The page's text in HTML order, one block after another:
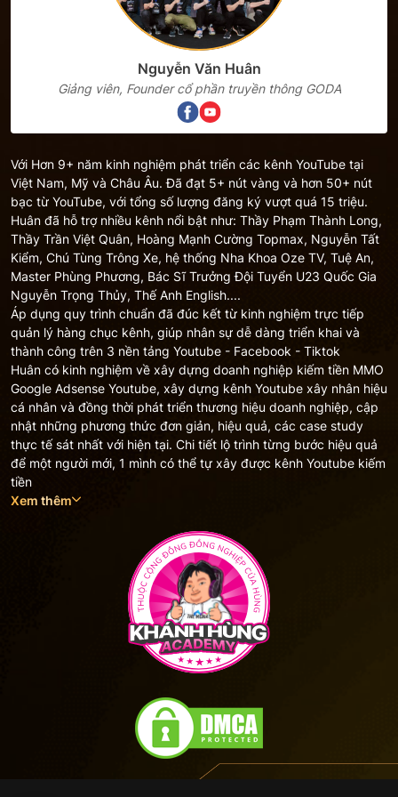
Nguyễn Văn Huân
Giảng viên, Founder cổ phần truyền thông GODA
Với Hơn 9+ năm kinh nghiệm phát triển các kênh YouTube tại
Việt Nam, Mỹ và Châu Âu. Đã đạt 5+ nút vàng và hơn 50+ nút
bạc từ YouTube, với tổng số lượng đăng ký vượt quá 15 triệu.
Huân đã hỗ trợ nhiều kênh nổi bật như: Thầy Phạm Thành Long,
Thầy Trần Việt Quân, Hoàng Mạnh Cường Topmax, Nguyễn Tất
Kiểm, Chú Tùng Trông Xe, hệ thống Nha Khoa Oze TV, Tuệ An,
Master Phùng Phương, Bác Sĩ Trưởng Đội Tuyển U23 Quốc Gia
Nguyễn Trọng Thủy, Thế Anh English....
Áp dụng quy trình chuẩn đã đúc kết từ kinh nghiệm trực tiếp
quản lý hàng chục kênh, giúp nhân sự dễ dàng triển khai và
thành công trên 3 nền tảng Youtube - Facebook - Tiktok
Huân có kinh nghiệm về xây dựng doanh nghiệp kiếm tiền MMO
Google Adsense Youtube, xây dựng kênh Youtube xây nhân hiệu
cá nhân và đồng thời phát triển thương hiệu doanh nghiệp, cập
nhật những phương thức đơn giản, hiệu quả, các case study
thực tế sát nhất với hiện tại. Chi tiết lộ trình từng bước hiệu quả
để một người mới, 1 mình có thể tự xây được kênh Youtube kiếm
tiền
Xem thêm